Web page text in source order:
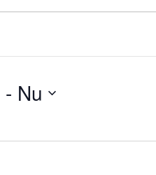
- Nu